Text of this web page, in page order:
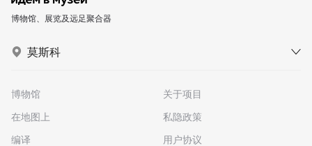
博物馆、展览及远足聚合器
莫斯科
博物馆
在地图上
编译
关于项目
私隐政策
用户协议